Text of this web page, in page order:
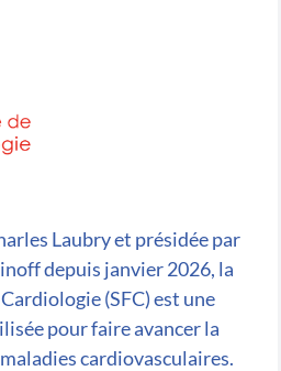
Laubry et présidée par
depuis janvier 2026, la
(SFC) est une
pour faire avancer la
cardiovasculaires.